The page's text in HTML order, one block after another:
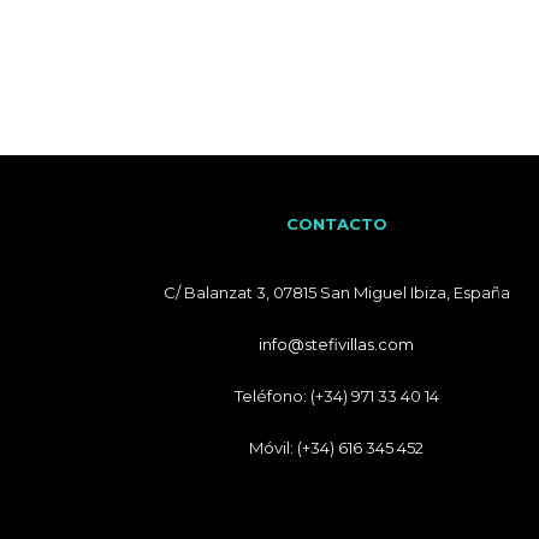
CONTACTO
C/ Balanzat 3, 07815 San Miguel Ibiza, España
info@stefivillas.com
Teléfono: (+34) 971 33 40 14
Móvil: (+34) 616 345 452